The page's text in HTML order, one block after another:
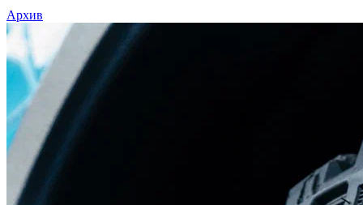
Архив